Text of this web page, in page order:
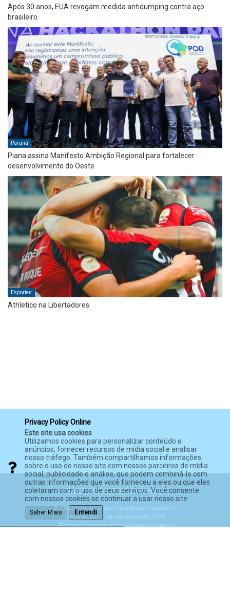
Após 30 anos, EUA revogam medida antidumping contra aço
brasileiro
Paraná
Piana assina Manifesto Ambição Regional para fortalecer
desenvolvimento do Oeste
Esportes
Athletico na Libertadores
© 2003 - 2026 - Diário Indústria & Comércio.
Fundado em 2 de setembro de 1976.
Permitida a reprodução citando a fonte.
Privacy Policy Online
Este site usa cookies
Utilizamos cookies para personalizar conteúdo e
anúncios, fornecer recursos de mídia social e analisar
nosso tráfego. Também compartilhamos informações
sobre o uso do nosso site com nossos parceiros de mídia
social, publicidade e análise, que podem combiná-lo com
outras informações que você forneceu a eles ou que eles
coletaram com o uso de seus serviços. Você consente
com nossos cookies se continuar a usar nosso site.
Saber Mais Entendi